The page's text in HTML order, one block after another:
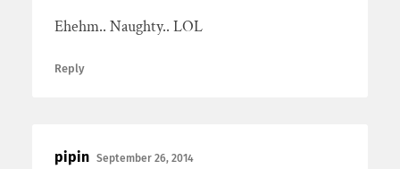
Ehehm.. Naughty.. LOL
Reply
pipin September 26, 2014